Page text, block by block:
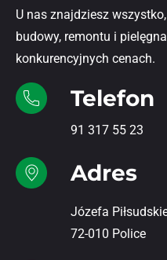
U nas znajdziesz
budowy, remontu i
konkurencyjnych cenach.
Telefon
91 317 55 23
Adres
Józefa
72-010 Police